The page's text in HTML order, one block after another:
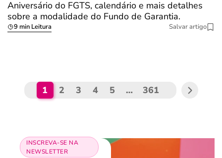
Aniversário do FGTS, calendário e mais detalhes
sobre a modalidade do Fundo de Garantia.
9 min Leitura Salvar artigo
1 2 3 4 5 … 361
INSCREVA-SE NA
NEWSLETTER